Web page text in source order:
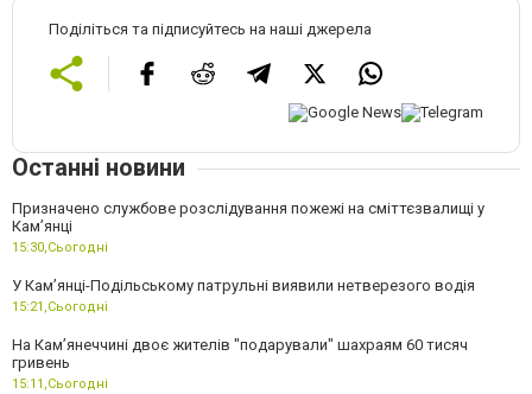
Поділіться та підписуйтесь на наші джерела
Останні новини
Призначено службове розслідування пожежі на сміттєзвалищі у
Кам’янці
15:30,Сьогодні
У Кам’янці-Подільському патрульні виявили нетверезого водія
15:21,Сьогодні
На Камʼянеччині двоє жителів "подарували" шахраям 60 тисяч
гривень
15:11,Сьогодні